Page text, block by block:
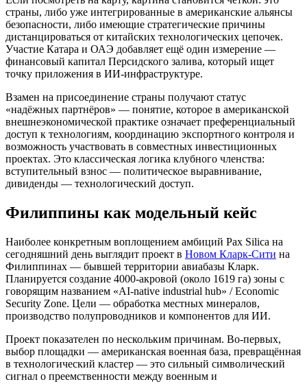
страны, либо уже интегрированные в американские альянсы
безопасности, либо имеющие стратегические причины
дистанцироваться от китайских технологических цепочек.
Участие Катара и ОАЭ добавляет ещё один измерение —
финансовый капитал Персидского залива, который ищет
точку приложения в ИИ-инфраструктуре.
Взамен на присоединение страны получают статус
«надёжных партнёров» — понятие, которое в американской
внешнеэкономической практике означает преференциальный
доступ к технологиям, координацию экспортного контроля и
возможность участвовать в совместных инвестиционных
проектах. Это классическая логика клубного членства:
вступительный взнос — политическое выравнивание,
дивиденды — технологический доступ.
Филиппины как модельный кейс
Наиболее конкретным воплощением амбиций Pax Silica на
сегодняшний день выглядит проект в Новом Кларк-Сити на
Филиппинах — бывшей территории авиабазы Кларк.
Планируется создание 4000-акровой (около 1619 га) зоны с
говорящим названием «AI-native industrial hub» / Economic
Security Zone. Цели — обработка местных минералов,
производство полупроводников и компонентов для ИИ.
Проект показателен по нескольким причинам. Во-первых,
выбор площадки — американская военная база, превращённая
в технологический кластер — это сильный символический
сигнал о преемственности между военным и